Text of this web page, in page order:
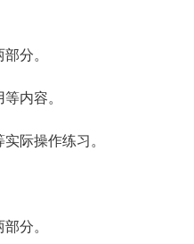
分。
内容。
际操作练习。
分。